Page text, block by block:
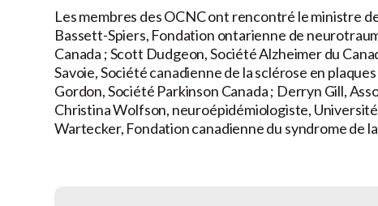
Les membres des OCNC ont rencontré le ministre
Bassett-Spiers, Fondation ontarienne de
Canada ; Scott Dudgeon, Société Alzheimer du
Savoie, Société canadienne de la sclérose en
Gordon, Société Parkinson Canada ; Derryn Gill,
Christina Wolfson, neuroépidémiologiste,
Wartecker, Fondation canadienne du syndrome de